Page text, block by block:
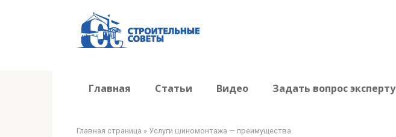
Главная Статьи Видео Задать вопрос эксперту
Главная страница » Услуги шиномонтажа — преимущества